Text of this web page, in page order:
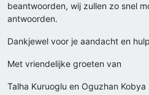
beantwoorden, wij zullen zo snel
antwoorden.
Dankjewel voor je aandacht en
Met vriendelijke groeten van
Talha Kuruoglu en Oguzhan Kobya